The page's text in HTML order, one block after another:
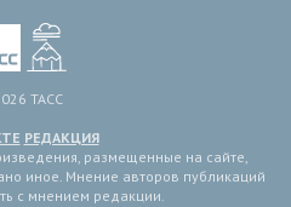
ТАСС
РЕДАКЦИЯ
размещенные на сайте,
иное. Мнение авторов публикаций
с мнением редакции.